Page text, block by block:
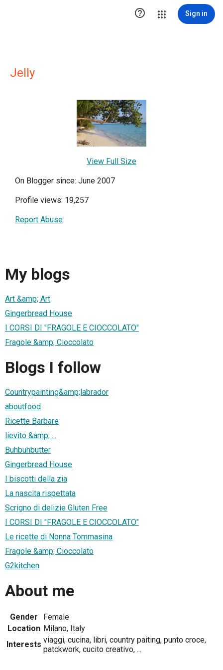
 Sign in
Jelly
View Full Size
On Blogger since: June 2007
Profile views: 19,257
Report Abuse
My blogs
Art &amp; Art
Gingerbread House
I CORSI DI "FRAGOLE E CIOCCOLATO"
Fragole &amp; Cioccolato
Blogs I follow
Countrypainting&amp;labrador
aboutfood
Ricette Barbare
lievito &amp; ...
Buhbuhbutter
Gingerbread House
I biscotti della zia
La nascita rispettata
Scrigno di delizie Gluten Free
I CORSI DI "FRAGOLE E CIOCCOLATO"
Le ricette di Nonna Tommasina
Fragole &amp; Cioccolato
G2kitchen
About me
Gender
Female
Location Milano, Italy
Interests viaggi, cucina, libri, country paiting, punto croce,
patckwork, cucito creativo, ...